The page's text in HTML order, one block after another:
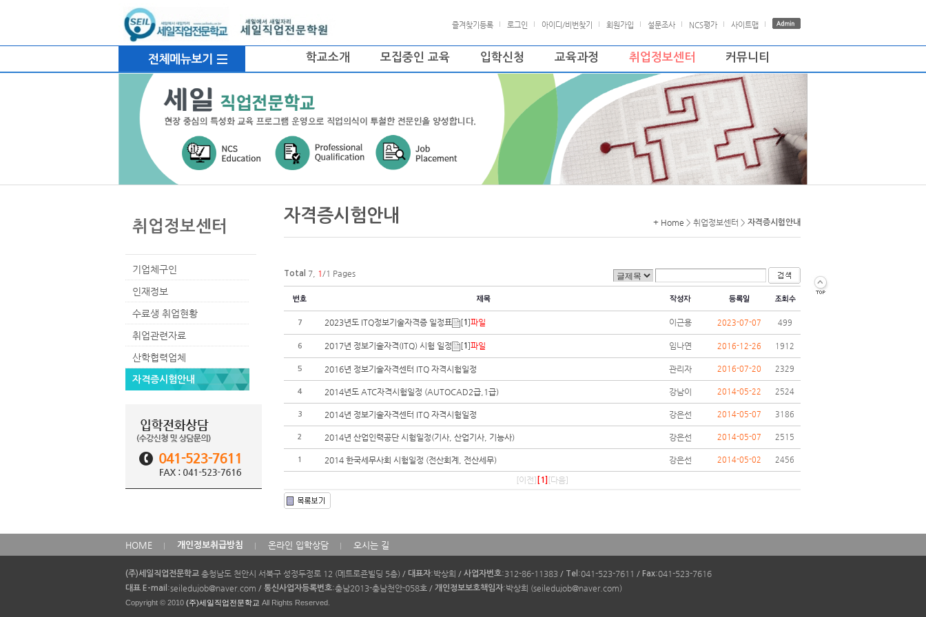
즐겨찾기등록 로그인 아이디/비번찾기 회원가입 설문조사 NCS평가 사이트맵
인
학교소개 모집중인 교육 입학신청 교육과정 취업정보센터 커뮤니티
취업정보센터
기업체구인
인재정보
수료생 취업현황
취업관련자료
산학협력업체
자격증시험안내
자격증시험안내 + Home > 취업정보센터 > 자격증시험안내
Total 7, 1/1 Pages
7 2023년도 ITQ정보기술자격증 일정표 [1 ]파일 이근용 2023-07-07 499
6 2017년 정보기술자격(ITQ) 시험 일정 [1 ]파일 임나연 2016-12-26 1912
5 2016년 정보기술자격센터 ITQ 자격시험일정 관리자 2016-07-20 2329
4 2014년도 ATC자격시험일정 (AUTOCAD2급,1급) 강남이 2014-05-22 2524
3 2014년 정보기술자격센터 ITQ 자격시험일정 강은선 2014-05-07 3186
2 2014년 산업인력공단 시험일정(기사, 산업기사, 기능사) 강은선 2014-05-07 2515
1 2014 한국세무사회 시험일정 (전산회계, 전산세무) 강은선 2014-05-02 2456
[이전] [1] [다음]
HOME 개인정보취급방침 온라인 입학상담 오시는 길
카
피
라
이
트
(주)세일직업전문학교 충청남도 천안시 서북구 성정두정로 12 (메트로죤빌딩 5층) / 대표자:박상희 / 사업자번호:312-86-11383 / Tel :041-523-7611 / Fax:041-523-7616
대표 E-mail :seiledujob@naver.com / 통신사업자등록번호:충남2013-충남천안-058호 / 개인정보보호책임자:박상희 (seiledujob@naver.com)
Copyright © 2010 (주)세일직업전문학교 All Rights Reserved.